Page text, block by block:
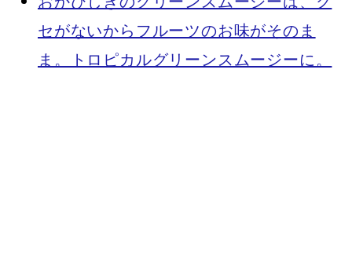
セがないからフルーツのお味がそのま
ま。トロピカルグリーンスムージーに。